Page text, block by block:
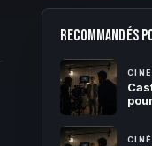
RECOMMANDÉS